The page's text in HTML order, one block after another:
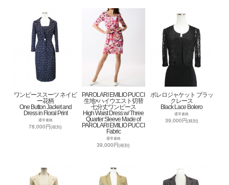
ワンピーススーツ ネイビ
ー花柄
One Button Jacket and
Dress in Floral Print
通常価格
78,000円(税別)
PAROLARI EMILIO PUCCI
生地×ハイウエスト切替
七分丈ワンピース
High Waist Dress w/ Three
Quarter Sleeve Made of
PAROLARI EMILIO PUCCI
Fabric
通常価格
39,000円(税別)
ボレロジャケット ブラッ
クレース
Black Lace Bolero
通常価格
39,000円(税別)